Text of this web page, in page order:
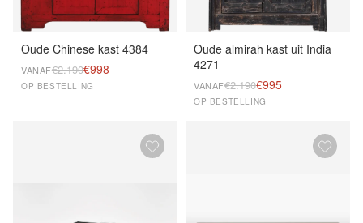
Oude Chinese kast 4384
VANAF€2.190€998
OP BESTELLING
Oude almirah kast uit India
4271
VANAF€2.190€995
OP BESTELLING